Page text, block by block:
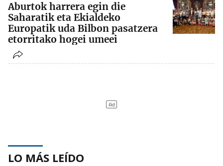
Aburtok harrera egin die
Saharatik eta Ekialdeko
Europatik uda Bilbon pasatzera
etorritako hogei umeei
LO MÁS LEÍDO